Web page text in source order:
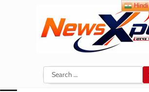
Search
for:
Hindi